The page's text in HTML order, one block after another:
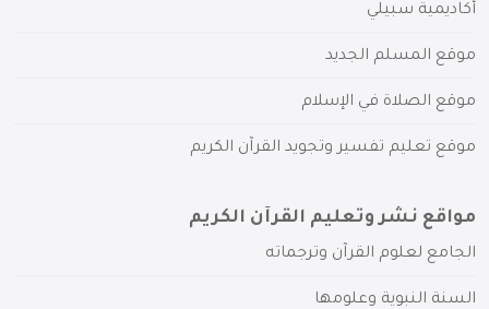
أكاديمية سبيلي
موقع المسلم الجديد
موقع الصلاة في الإسلام
موقع تعليم تفسير وتجويد القرآن الكريم
مواقع نشر وتعليم القرآن الكريم
الجامع لعلوم القرآن وترجماته
السنة النبوية وعلومها